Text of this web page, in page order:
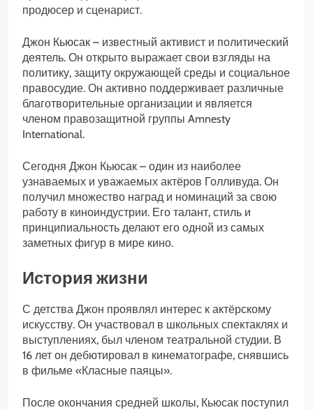
продюсер и сценарист.
Джон Кьюсак – известный активист и политический
деятель. Он открыто выражает свои взгляды на
политику, защиту окружающей среды и социальное
правосудие. Он активно поддерживает различные
благотворительные организации и является
членом правозащитной группы Amnesty
International.
Сегодня Джон Кьюсак – один из наиболее
узнаваемых и уважаемых актёров Голливуда. Он
получил множество наград и номинаций за свою
работу в киноиндустрии. Его талант, стиль и
принципиальность делают его одной из самых
заметных фигур в мире кино.
История жизни
С детства Джон проявлял интерес к актёрскому
искусству. Он участвовал в школьных спектаклях и
выступлениях, был членом театральной студии. В
16 лет он дебютировал в кинематографе, снявшись
в фильме «Класные паяцы».
После окончания средней школы, Кьюсак поступил